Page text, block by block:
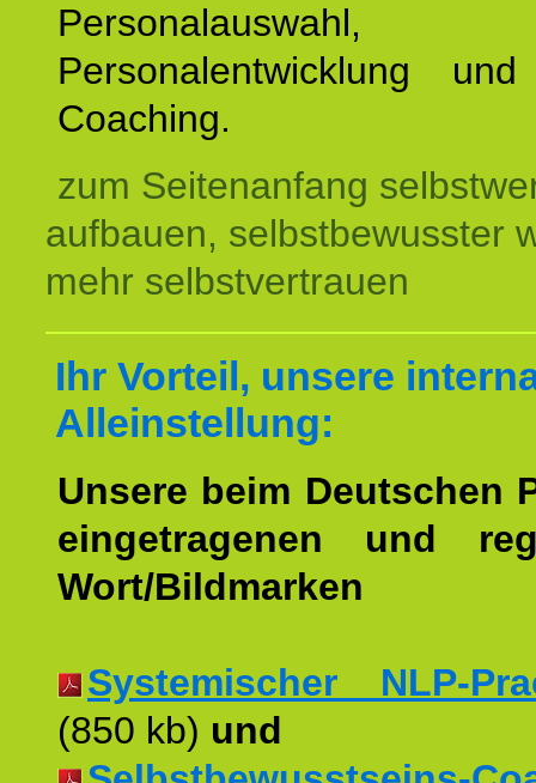
Personalauswahl,
Personalentwicklung
Coaching.
zum Seitenanfang
aufbauen, selbstbewusster
mehr selbstvertrauen
Ihr Vorteil, unsere
Alleinstellung:
Unsere beim Deutschen
eingetragenen und
Wort/Bildmarken
Systemischer NLP-
(850 kb) und